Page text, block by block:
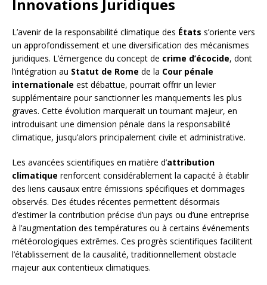
Innovations Juridiques
L’avenir de la responsabilité climatique des États s’oriente vers
un approfondissement et une diversification des mécanismes
juridiques. L’émergence du concept de crime d’écocide, dont
l’intégration au Statut de Rome de la Cour pénale
internationale est débattue, pourrait offrir un levier
supplémentaire pour sanctionner les manquements les plus
graves. Cette évolution marquerait un tournant majeur, en
introduisant une dimension pénale dans la responsabilité
climatique, jusqu’alors principalement civile et administrative.
Les avancées scientifiques en matière d’attribution
climatique renforcent considérablement la capacité à établir
des liens causaux entre émissions spécifiques et dommages
observés. Des études récentes permettent désormais
d’estimer la contribution précise d’un pays ou d’une entreprise
à l’augmentation des températures ou à certains événements
météorologiques extrêmes. Ces progrès scientifiques facilitent
l’établissement de la causalité, traditionnellement obstacle
majeur aux contentieux climatiques.